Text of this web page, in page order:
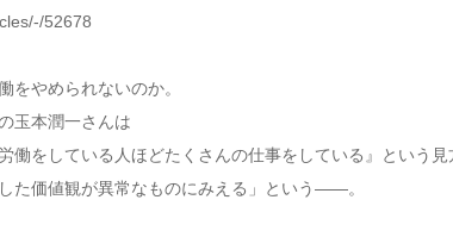
52678
をやめられないのか。
玉本潤一さんは
働をしている人ほどたくさんの仕事をしている』という見
た価値観が異常なものにみえる」という――。